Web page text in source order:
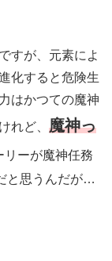
すが、元素によ
化すると危険生
はかつての魔神
れど、 魔神っ
リーが魔神任務
と思うんだが…